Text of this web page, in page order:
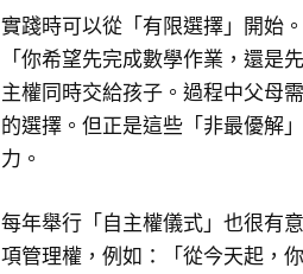
實踐時可以從「有限選擇」開始
「你希望先完成數學作業，還是
主權同時交給孩子。過程中父母
的選擇。但正是這些「非最優解
力。
每年舉行「自主權儀式」也很有
項管理權，例如：「從今天起，